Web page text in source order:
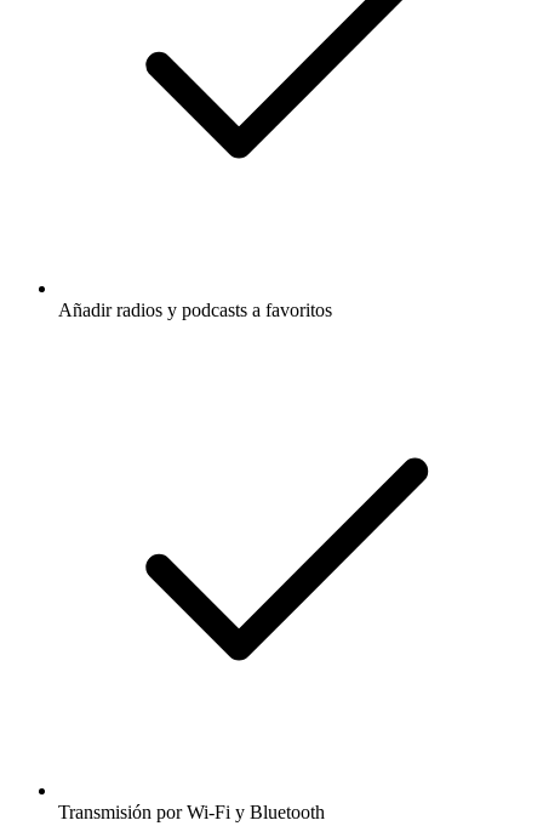
Añadir radios y podcasts a favoritos
Transmisión por Wi-Fi y Bluetooth